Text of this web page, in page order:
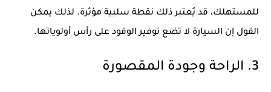
للمستهلك، قد يُعتبر ذلك نقطة سلبية مؤثرة. لذلك يمكن
القول إن السيارة لا تضع توفير الوقود على رأس أولوياتها.
3. الراحة وجودة المقصورة